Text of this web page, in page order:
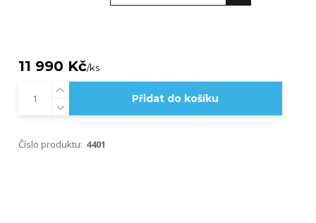
11 990 Kč/ks
Přidat do košíku
Číslo produktu: 4401